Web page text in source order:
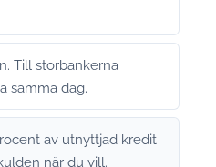
Till storbankerna
samma dag.
av utnyttjad kredit
när du vill.